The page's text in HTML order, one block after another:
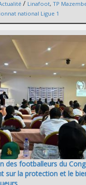
/ Linafoot, TP
national Ligue 1
des footballeurs du
sur la protection et le